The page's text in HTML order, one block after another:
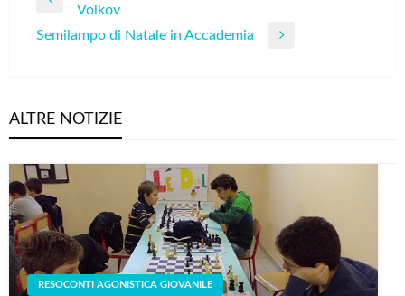
articoli
Previous
Post
Volkov
Semilampo di Natale in Accademia
ALTRE NOTIZIE
RESOCONTI AGONISTICA GIOVANILE